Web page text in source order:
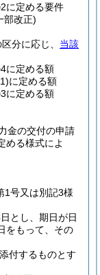
に定める要件
部改正)
分に応じ、 当該
に定める額
に定める額
に定める額
金の交付の申請
める様式によ
号又は別記3様
とし、期日が日
をもって、その
付するものとす